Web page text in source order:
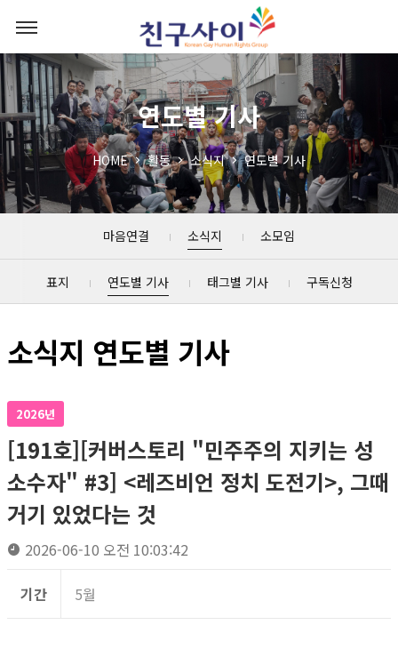
연도별 기사
HOME 활동 소식지 연도별 기사
마음연결 소식지 소모임
표지 연도별 기사 태그별 기사 구독신청
소식지 연도별 기사
2026년
[191호][커버스토리 "민주주의 지키는 성
소수자" #3] <레즈비언 정치 도전기>, 그때
거기 있었다는 것
2026-06-10 오전 10:03:42
기간 5월